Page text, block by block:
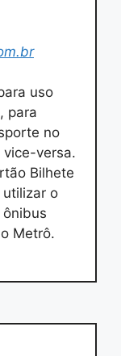
uso
para
no
versa.
Bilhete
utilizar o
Metrô.